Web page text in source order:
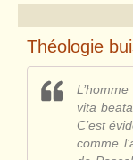
Théologie
vita
C’est
comme